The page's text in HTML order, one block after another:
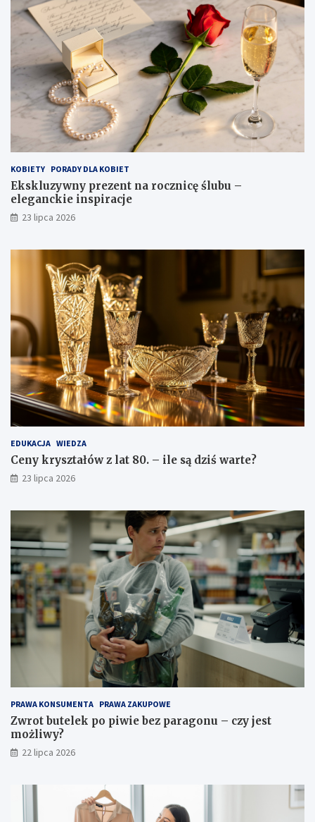
KOBIETY PORADY DLA KOBIET
Ekskluzywny prezent na rocznicę ślubu –
eleganckie inspiracje
23 lipca 2026
EDUKACJA WIEDZA
Ceny kryształów z lat 80. – ile są dziś warte?
23 lipca 2026
PRAWA KONSUMENTA PRAWA ZAKUPOWE
Zwrot butelek po piwie bez paragonu – czy jest
możliwy?
22 lipca 2026